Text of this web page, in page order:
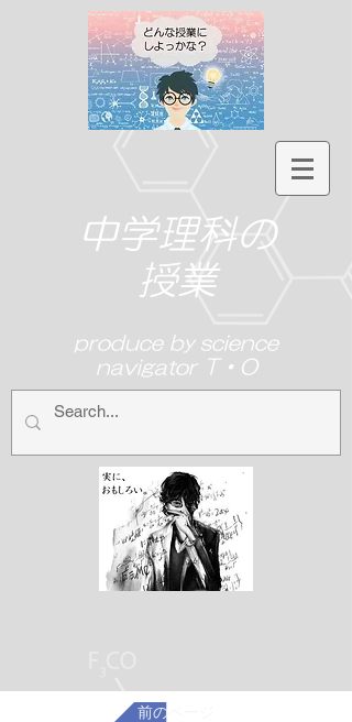
中学理科の
授業
produce by science
navigator T・O
前のページ